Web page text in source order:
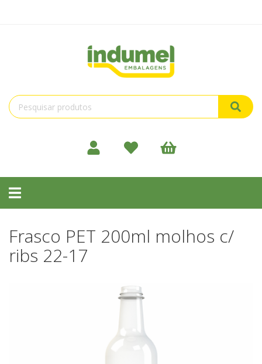
Toggle
navigation
Frasco PET 200ml molhos c/
ribs 22-17